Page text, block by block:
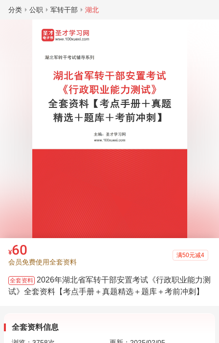
分类 公职 军转干部 湖北
¥60
会员免费使用全套资料
满50元减4
全套资料 2026年湖北省军转干部安置考试《行政职业能力测
试》全套资料【考点手册＋真题精选＋题库＋考前冲刺】
全套资料信息